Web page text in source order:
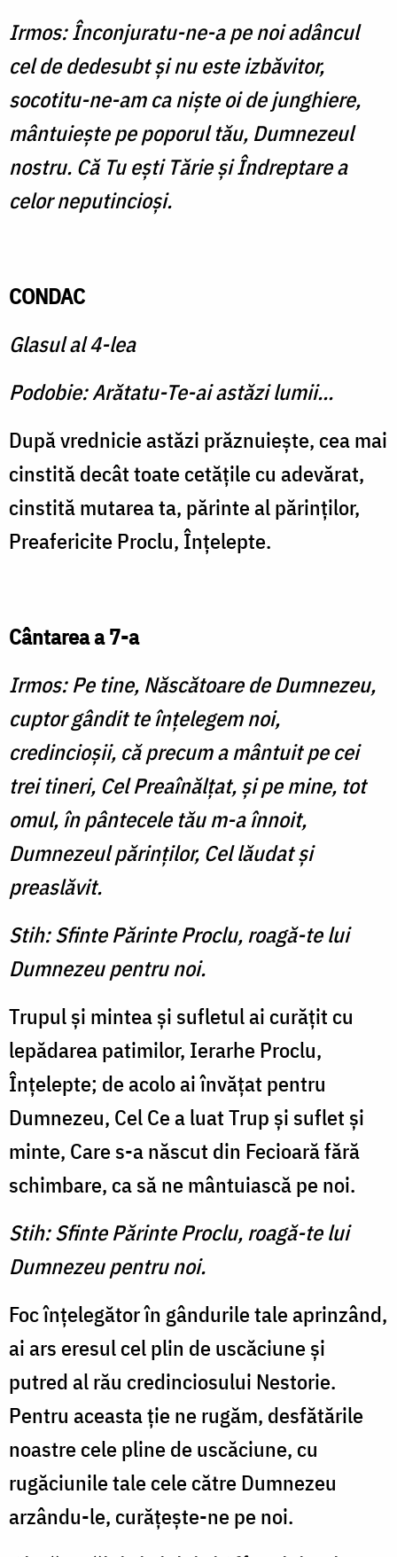
Irmos: Înconjuratu-ne-a pe noi adâncul
cel de dedesubt şi nu este izbăvitor,
socotitu-ne-am ca nişte oi de junghiere,
mântuieşte pe poporul tău, Dumnezeul
nostru. Că Tu eşti Tărie şi Îndreptare a
celor neputincioşi.
CONDAC
Glasul al 4-lea
Podobie: Arătatu-Te-ai astăzi lumii...
După vrednicie astăzi prăznuieşte, cea mai
cinstită decât toate cetăţile cu adevărat,
cinstită mutarea ta, părinte al părinţilor,
Preafericite Proclu, Înţelepte.
Cântarea a 7-a
Irmos: Pe tine, Născătoare de Dumnezeu,
cuptor gândit te înţelegem noi,
credincioşii, că precum a mântuit pe cei
trei tineri, Cel Preaînălţat, şi pe mine, tot
omul, în pântecele tău m-a înnoit,
Dumnezeul părinţilor, Cel lăudat şi
preaslăvit.
Stih: Sfinte Părinte Proclu, roagă-te lui
Dumnezeu pentru noi.
Trupul şi mintea şi sufletul ai curăţit cu
lepădarea patimilor, Ierarhe Proclu,
Înţelepte; de acolo ai învăţat pentru
Dumnezeu, Cel Ce a luat Trup şi suflet şi
minte, Care s-a născut din Fecioară fără
schimbare, ca să ne mântuiască pe noi.
Stih: Sfinte Părinte Proclu, roagă-te lui
Dumnezeu pentru noi.
Foc înţelegător în gândurile tale aprinzând,
ai ars eresul cel plin de uscăciune şi
putred al rău credinciosului Nestorie.
Pentru aceasta ţie ne rugăm, desfătările
noastre cele pline de uscăciune, cu
rugăciunile tale cele către Dumnezeu
arzându-le, curăţeşte-ne pe noi.